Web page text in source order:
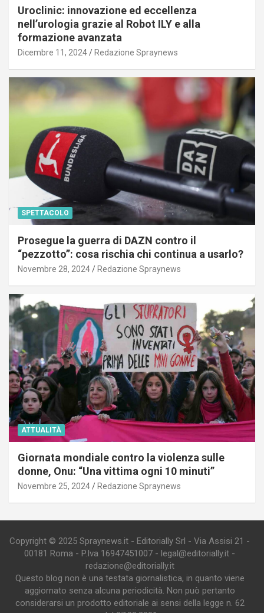
Uroclinic: innovazione ed eccellenza
nell’urologia grazie al Robot ILY e alla
formazione avanzata
Dicembre 11, 2024 Redazione Spraynews
SPETTACOLO
Prosegue la guerra di DAZN contro il
“pezzotto”: cosa rischia chi continua a usarlo?
Novembre 28, 2024 Redazione Spraynews
ATTUALITÀ
Giornata mondiale contro la violenza sulle
donne, Onu: “Una vittima ogni 10 minuti”
Novembre 25, 2024 Redazione Spraynews
Copyright © 2025 Spraynews.it - Editorially Srl - Via Assisi 21 -
00181 Roma - P.Iva 16947451007 - legal@editorially.it -
redazione@editorially.it
Questo blog non è una testata giornalistica, in quanto viene
aggiornato senza alcuna periodicità. Non può pertanto
considerarsi un prodotto editoriale ai sensi della legge n. 62